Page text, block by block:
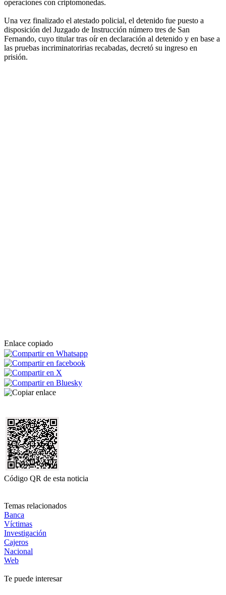
operaciones con criptomonedas.
Una vez finalizado el atestado policial, el detenido fue puesto a
disposición del Juzgado de Instrucción número tres de San
Fernando, cuyo titular tras oír en declaración al detenido y en base a
las pruebas incriminatoririas recabadas, decretó su ingreso en
prisión.
Enlace copiado
Código QR de esta noticia
Temas relacionados
Banca
Víctimas
Investigación
Cajeros
Nacional
Web
Te puede interesar